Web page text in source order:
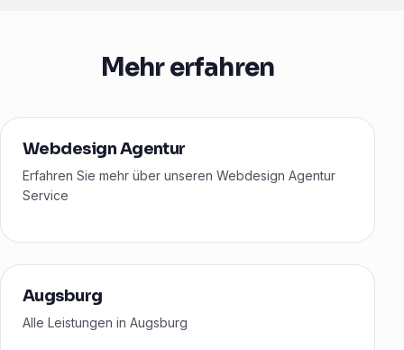
Mehr erfahren
Webdesign Agentur
Erfahren Sie mehr über unseren Webdesign Agentur
Service
Augsburg
Alle Leistungen in Augsburg